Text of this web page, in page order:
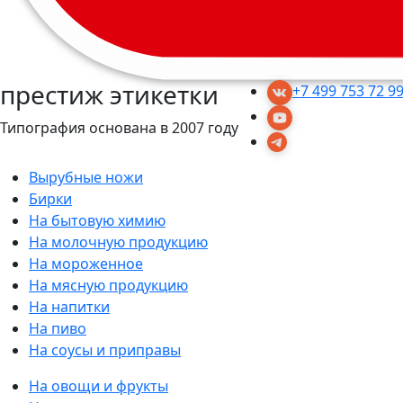
престиж этикетки
Типография основана в 2007 году
+7 499 753 72 99
Вырубные ножи
Бирки
На бытовую химию
На молочную продукцию
На мороженное
На мясную продукцию
На напитки
На пиво
На соусы и приправы
На овощи и фрукты